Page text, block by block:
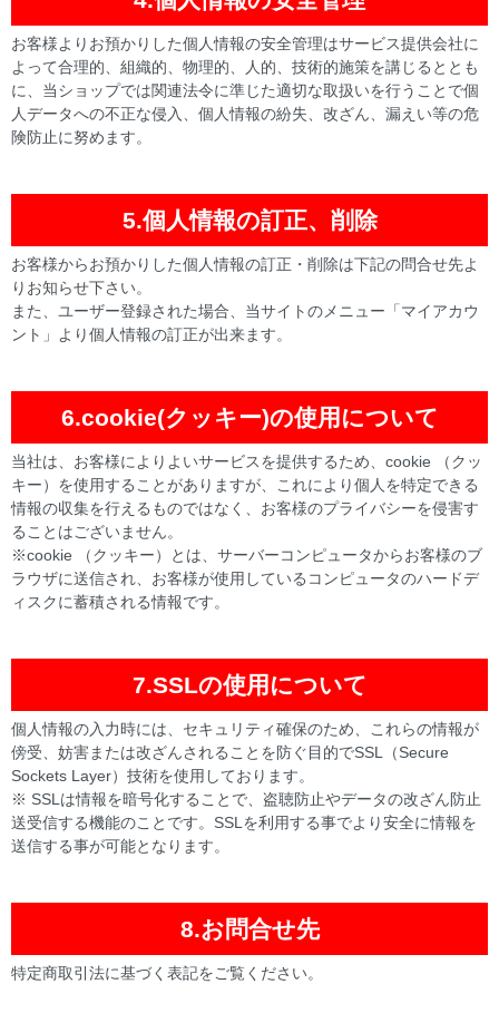
お客様よりお預かりした個人情報の安全管理はサービス提供会社に
よって合理的、組織的、物理的、人的、技術的施策を講じるととも
に、当ショップでは関連法令に準じた適切な取扱いを行うことで個
人データへの不正な侵入、個人情報の紛失、改ざん、漏えい等の危
険防止に努めます。
5.個人情報の訂正、削除
お客様からお預かりした個人情報の訂正・削除は下記の問合せ先よ
りお知らせ下さい。
また、ユーザー登録された場合、当サイトのメニュー「マイアカウ
ント」より個人情報の訂正が出来ます。
6.cookie(クッキー)の使用について
当社は、お客様によりよいサービスを提供するため、cookie （クッ
キー）を使用することがありますが、これにより個人を特定できる
情報の収集を行えるものではなく、お客様のプライバシーを侵害す
ることはございません。
※cookie （クッキー）とは、サーバーコンピュータからお客様のブ
ラウザに送信され、お客様が使用しているコンピュータのハードデ
ィスクに蓄積される情報です。
7.SSLの使用について
個人情報の入力時には、セキュリティ確保のため、これらの情報が
傍受、妨害または改ざんされることを防ぐ目的でSSL（Secure
Sockets Layer）技術を使用しております。
※ SSLは情報を暗号化することで、盗聴防止やデータの改ざん防止
送受信する機能のことです。SSLを利用する事でより安全に情報を
送信する事が可能となります。
8.お問合せ先
特定商取引法に基づく表記をご覧ください。